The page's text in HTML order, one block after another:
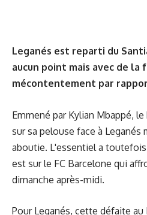
Leganés est reparti du
aucun point mais avec de la
mécontentement par
Emmené par Kylian Mbappé,
sur sa pelouse face à Leganés
aboutie. L'essentiel a
est sur le FC Barcelone qui
dimanche après-midi.
Pour Leganés, cette défaite